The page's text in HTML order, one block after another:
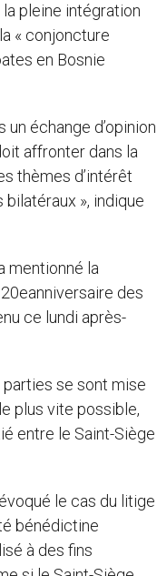
pleine intégration
« conjoncture
en Bosnie
échange d’opinion
affronter dans la
thèmes d’intérêt
», indique
mentionné la
des
ce lundi après-
parties se sont mise
plus vite possible,
entre le Saint-Siège
le cas du litige
bénédictine
à des fins